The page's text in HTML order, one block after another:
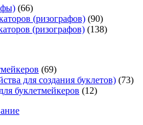
(66)
(ризографов) (90)
(ризографов) (138)
(69)
для создания буклетов) (73)
буклетмейкеров (12)